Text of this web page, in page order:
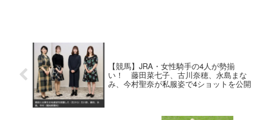
【競馬】JRA・女性騎手の4人が勢揃
い！ 藤田菜七子、古川奈穂、永島まな
み、今村聖奈が私服姿で4ショットを公開